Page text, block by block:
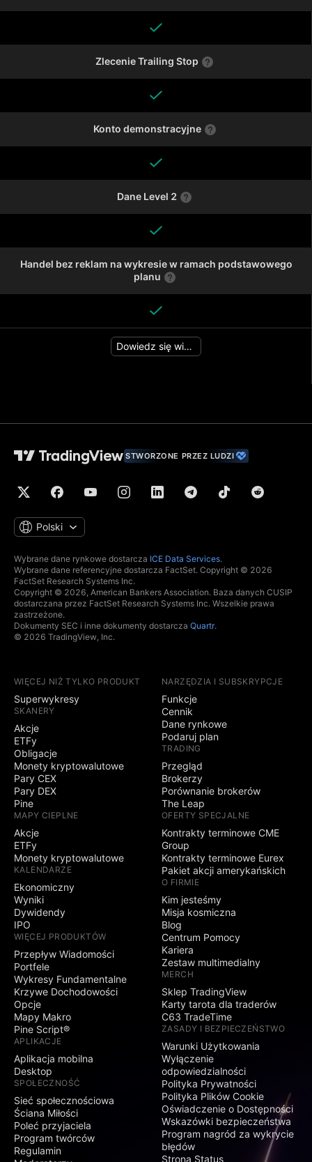
Zlecenie Trailing Stop
Konto demonstracyjne
Dane Level 2
Handel bez reklam na wykresie w ramach podstawowego
planu
Dowiedz się więcej
STWORZONE PRZEZ LUDZI
Polski
Wybrane dane rynkowe dostarcza ICE Data Services.
Wybrane dane referencyjne dostarcza FactSet. Copyright © 2026
FactSet Research Systems Inc.
Copyright © 2026, American Bankers Association. Baza danych CUSIP
dostarczana przez FactSet Research Systems Inc. Wszelkie prawa
zastrzeżone.
Dokumenty SEC i inne dokumenty dostarcza Quartr.
© 2026 TradingView, Inc.
WIĘCEJ NIŻ TYLKO PRODUKT
Superwykresy
SKANERY
Akcje
ETFy
Obligacje
Monety kryptowalutowe
Pary CEX
Pary DEX
Pine
MAPY CIEPLNE
Akcje
ETFy
Monety kryptowalutowe
KALENDARZE
Ekonomiczny
Wyniki
Dywidendy
IPO
WIĘCEJ PRODUKTÓW
Przepływ Wiadomości
Portfele
Wykresy Fundamentalne
Krzywe Dochodowości
Opcje
Mapy Makro
Pine Script®
APLIKACJE
Aplikacja mobilna
Desktop
SPOŁECZNOŚĆ
Sieć społecznościowa
Ściana Miłości
Poleć przyjaciela
Program twórców
Regulamin
NARZĘDZIA I SUBSKRYPCJE
Funkcje
Cennik
Dane rynkowe
Podaruj plan
TRADING
Przegląd
Brokerzy
Porównanie brokerów
The Leap
OFERTY SPECJALNE
Kontrakty terminowe CME
Group
Kontrakty terminowe Eurex
Pakiet akcji amerykańskich
O FIRMIE
Kim jesteśmy
Misja kosmiczna
Blog
Centrum Pomocy
Kariera
Zestaw multimedialny
MERCH
Sklep TradingView
Karty tarota dla traderów
C63 TradeTime
ZASADY I BEZPIECZEŃSTWO
Warunki Użytkowania
Wyłączenie
odpowiedzialności
Polityka Prywatności
Polityka Plików Cookie
Oświadczenie o Dostępności
Wskazówki bezpieczeństwa
Program nagród za wykrycie
błędów
Strona Status